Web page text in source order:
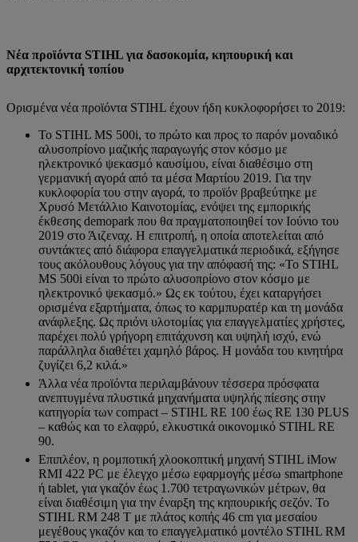
Νέα προϊόντα STIHL για δασοκομία, κηπουρική και
αρχιτεκτονική τοπίου
Ορισμένα νέα προϊόντα STIHL έχουν ήδη κυκλοφορήσει το 2019:
Το STIHL MS 500i, το πρώτο και προς το παρόν μοναδικό
αλυσοπρίονο μαζικής παραγωγής στον κόσμο με
ηλεκτρονικό ψεκασμό καυσίμου, είναι διαθέσιμο στη
γερμανική αγορά από τα μέσα Μαρτίου 2019. Για την
κυκλοφορία του στην αγορά, το προϊόν βραβεύτηκε με
Χρυσό Μετάλλιο Καινοτομίας, ενόψει της εμπορικής
έκθεσης demopark που θα πραγματοποιηθεί τον Ιούνιο του
2019 στο Άιζεναχ. Η επιτροπή, η οποία αποτελείται από
συντάκτες από διάφορα επαγγελματικά περιοδικά, εξήγησε
τους ακόλουθους λόγους για την απόφασή της: «Το STIHL
MS 500i είναι το πρώτο αλυσοπρίονο στον κόσμο με
ηλεκτρονικό ψεκασμό.» Ως εκ τούτου, έχει καταργήσει
ορισμένα εξαρτήματα, όπως το καρμπυρατέρ και τη μονάδα
ανάφλεξης. Ως πριόνι υλοτομίας για επαγγελματίες χρήστες,
παρέχει πολύ γρήγορη επιτάχυνση και υψηλή ισχύ, ενώ
παράλληλα διαθέτει χαμηλό βάρος. Η μονάδα του κινητήρα
ζυγίζει 6,2 κιλά.»
Άλλα νέα προϊόντα περιλαμβάνουν τέσσερα πρόσφατα
ανεπτυγμένα πλυστικά μηχανήματα υψηλής πίεσης στην
κατηγορία των compact – STIHL RE 100 έως RE 130 PLUS
– καθώς και το ελαφρύ, ελκυστικά οικονομικό STIHL RE
90.
Επιπλέον, η ρομποτική χλοοκοπτική μηχανή STIHL iMow
RMI 422 PC με έλεγχο μέσω εφαρμογής μέσω smartphone
ή tablet, για γκαζόν έως 1.700 τετραγωνικών μέτρων, θα
είναι διαθέσιμη για την έναρξη της κηπουρικής σεζόν. Το
STIHL RM 248 T με πλάτος κοπής 46 cm για μεσαίου
μεγέθους γκαζόν και το επαγγελματικό μοντέλο STIHL RM